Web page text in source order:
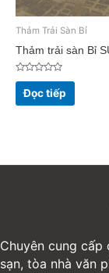
Thảm Trải Sàn Bỉ
Thảm trải sàn Bỉ
Được
xếp
hạng
0
Đọc tiếp
Chuyên cung
sạn, tòa nhà văn